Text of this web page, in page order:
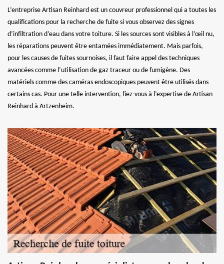
L’entreprise Artisan Reinhard est un couvreur professionnel qui a toutes les
qualifications pour la recherche de fuite si vous observez des signes
d’infiltration d’eau dans votre toiture. Si les sources sont visibles à l’œil nu,
les réparations peuvent être entamées immédiatement. Mais parfois,
pour les causes de fuites sournoises, il faut faire appel des techniques
avancées comme l’utilisation de gaz traceur ou de fumigène. Des
matériels comme des caméras endoscopiques peuvent être utilisés dans
certains cas. Pour une telle intervention, fiez-vous à l’expertise de Artisan
Reinhard à Artzenheim.